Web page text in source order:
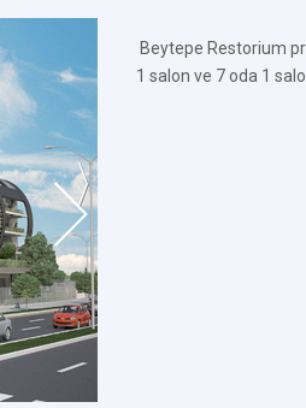
Beytepe Restorium
1 salon ve 7 oda 1